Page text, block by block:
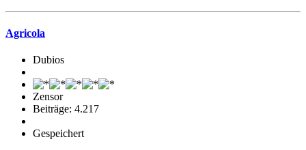
Agricola
Dubios
Zensor
Beiträge: 4.217
Gespeichert